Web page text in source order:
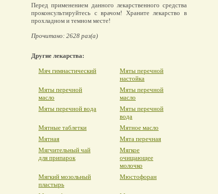
Перед применением данного лекарственного средства
проконсультируйтесь с врачом! Храните лекарство в
прохладном и темном месте!
Прочитано: 2628 раз(а)
Другие лекарства:
Мяч гимнастический
Мяты перечной
настойка
Мяты перечной
масло
Мяты перечной
масло
Мяты перечной вода
Мяты перечной
вода
Мятные таблетки
Мятное масло
Мятная
Мята перечная
Мягчительный чай
для припарок
Мягкое
очищающее
молочко
Мягкий мозольный
пластырь
Мюстофоран